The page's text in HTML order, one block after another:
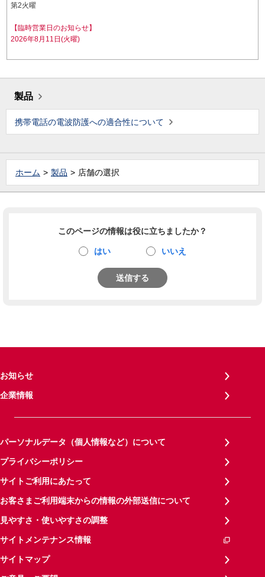
第2火曜
【臨時営業日のお知らせ】
2026年8月11日(火曜)
製品
携帯電話の電波防護への適合性について
ホーム 製品 店舗の選択
このページの情報は役に立ちましたか？
はい いいえ
送信する
お知らせ
企業情報
パーソナルデータ（個人情報など）について
プライバシーポリシー
サイトご利用にあたって
お客さまご利用端末からの情報の外部送信について
見やすさ・使いやすさの調整
サイトメンテナンス情報
サイトマップ